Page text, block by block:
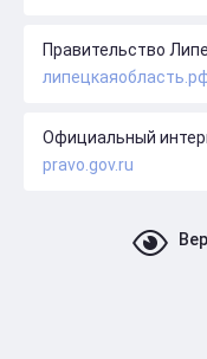
Правительство
Официальный
pravo.gov.ru